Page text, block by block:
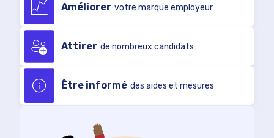
Améliorer votre marque employeur
Attirer de nombreux candidats
Être informé des aides et mesures